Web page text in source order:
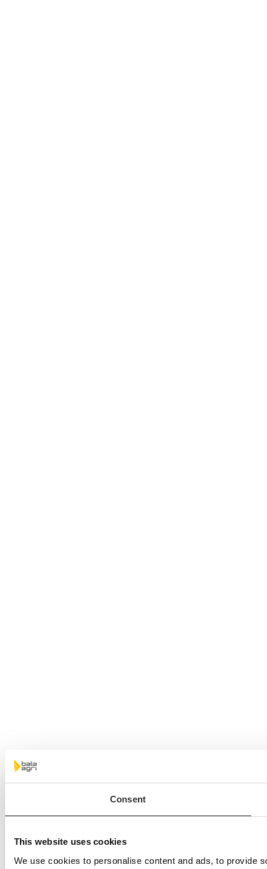
Consent
This website uses cookies
We use cookies to personalise content and ads, to provide